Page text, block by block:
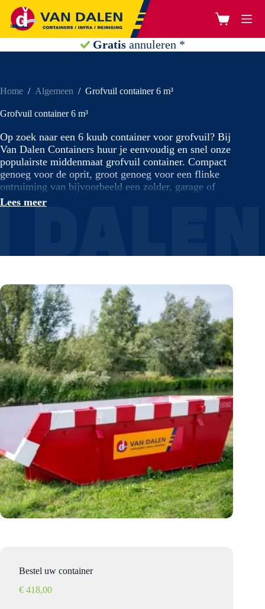
naar
inhoud
Gratisophaalverzoek
Home / Algemeen / Grofvuil container 6 m³
Grofvuil container 6 m³
Op zoek naar een 6 kuub container voor grofvuil? Bij
Van Dalen Containers huur je eenvoudig en snel onze
populairste middenmaat grofvuil container. Compact
genoeg voor de oprit, groot genoeg voor een flinke
ontruiming van bijvoorbeeld een zolder, garage of
volledige woning. Al meer dan 100.000 tevreden
Lees meer
Bestel uw container
€ 418,00